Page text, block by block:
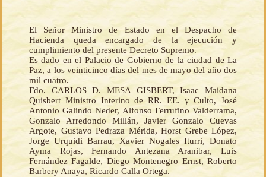
El Señor Ministro de Estado en el Despacho de
Hacienda queda encargado de la ejecución y
cumplimiento del presente Decreto Supremo.
Es dado en el Palacio de Gobierno de la ciudad de La
Paz, a los veinticinco días del mes de mayo del año dos
mil cuatro.
Fdo. CARLOS D. MESA GISBERT, Isaac Maidana
Quisbert Ministro Interino de RR. EE. y Culto, José
Antonio Galindo Neder, Alfonso Ferrufino Valderrama,
Gonzalo Arredondo Millán, Javier Gonzalo Cuevas
Argote, Gustavo Pedraza Mérida, Horst Grebe López,
Jorge Urquidi Barrau, Xavier Nogales Iturri, Donato
Ayma Rojas, Fernando Antezana Aranibar, Luis
Fernández Fagalde, Diego Montenegro Ernst, Roberto
Barbery Anaya, Ricardo Calla Ortega.